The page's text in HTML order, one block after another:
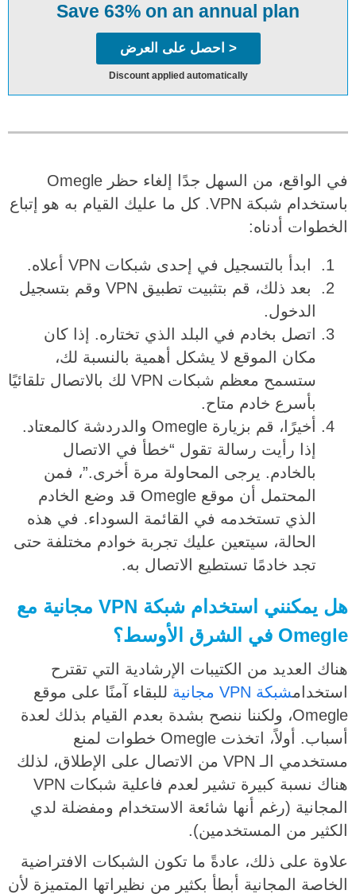
Save 63% on an annual plan
< احصل على العرض
Discount applied automatically
في الواقع، من السهل جدًا إلغاء حظر Omegle
باستخدام شبكة VPN. كل ما عليك القيام به هو إتباع
الخطوات أدناه:
ابدأ بالتسجيل في إحدى شبكات VPN أعلاه.
بعد ذلك، قم بتثبيت تطبيق VPN وقم بتسجيل
الدخول.
اتصل بخادم في البلد الذي تختاره. إذا كان
مكان الموقع لا يشكل أهمية بالنسبة لك،
ستسمح معظم شبكات VPN لك بالاتصال تلقائيًا
بأسرع خادم متاح.
أخيرًا، قم بزيارة Omegle والدردشة كالمعتاد.
إذا رأيت رسالة تقول “خطأ في الاتصال
بالخادم. يرجى المحاولة مرة أخرى.”، فمن
المحتمل أن موقع Omegle قد وضع الخادم
الذي تستخدمه في القائمة السوداء. في هذه
الحالة، سيتعين عليك تجربة خوادم مختلفة حتى
تجد خادمًا تستطيع الاتصال به.
هل يمكنني استخدام شبكة VPN مجانية مع
Omegle في الشرق الأوسط؟
هناك العديد من الكتيبات الإرشادية التي تقترح
استخدامشبكة VPN مجانية
للبقاء آمنًا على موقع
Omegle، ولكننا ننصح بشدة بعدم القيام بذلك لعدة
أسباب. أولاً، اتخذت Omegle خطوات لمنع
مستخدمي الـ VPN من الاتصال على الإطلاق، لذلك
هناك نسبة كبيرة تشير لعدم فاعلية شبكات VPN
المجانية (رغم أنها شائعة الاستخدام ومفضلة لدي
الكثير من المستخدمين).
علاوة على ذلك، عادةً ما تكون الشبكات الافتراضية
الخاصة المجانية أبطأ بكثير من نظيراتها المتميزة لأن